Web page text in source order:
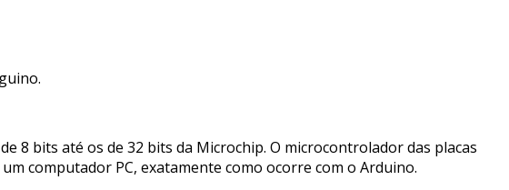
8 bits até os de 32 bits da Microchip. O microcontrolador das placas
computador PC, exatamente como ocorre com o Arduino.